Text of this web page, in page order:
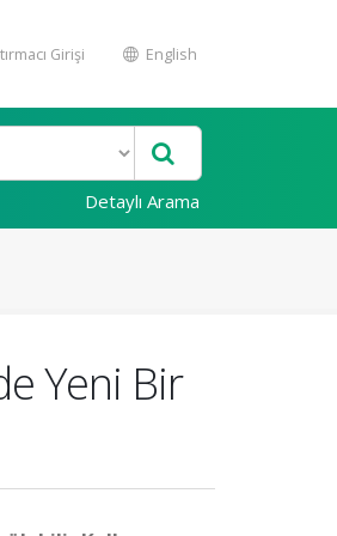
Girişi English
Detaylı Arama
Yeni Bir